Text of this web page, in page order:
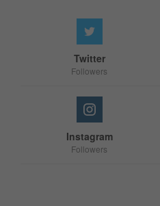
Twitter
Followers
Instagram
Followers